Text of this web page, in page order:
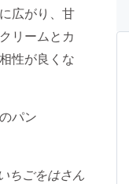
広がり、甘
リームとカ
性が良くな
パン
ちごをはさん